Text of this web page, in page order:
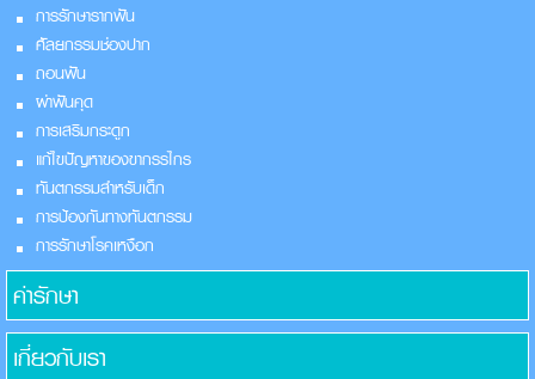
การรักษารากฟัน
ศัลยกรรมช่องปาก
ถอนฟัน
ผ่าฟันคุด
การเสริมกระดูก
แก้ไขปัญหาของขากรรไกร
ทันตกรรมสำหรับเด็ก
การป้องกันทางทันตกรรม
การรักษาโรคเหงือก
ค่ารักษา
เกี่ยวกับเรา